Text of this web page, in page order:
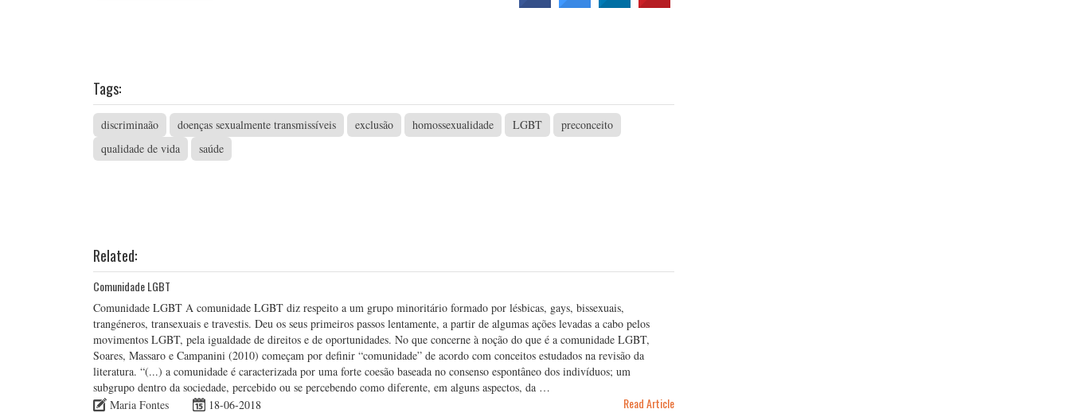
Tags:
discriminaão doenças sexualmente transmissíveis exclusão homossexualidade LGBT
preconceito
qualidade de vida
saúde
Related:
Comunidade LGBT
Comunidade LGBT A comunidade LGBT diz respeito a um grupo minoritário formado por lésbicas, gays, bissexuais,
trangéneros, transexuais e travestis. Deu os seus primeiros passos lentamente, a partir de algumas ações levadas a cabo pelos
movimentos LGBT, pela igualdade de direitos e de oportunidades. No que concerne à noção do que é a comunidade LGBT,
Soares, Massaro e Campanini (2010) começam por definir “comunidade” de acordo com conceitos estudados na revisão da
literatura. “(...) a comunidade é caracterizada por uma forte coesão baseada no consenso espontâneo dos indivíduos; um
subgrupo dentro da sociedade, percebido ou se percebendo como diferente, em alguns aspectos, da …
Maria Fontes
18-06-2018 Read Article